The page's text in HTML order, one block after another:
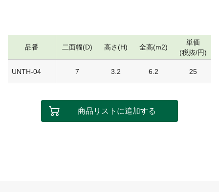
品番 二面幅(D) 高さ(H) 全高(m2)
単価
(税抜/円)
UNTH-04 7 3.2 6.2 25
商品リストに追加する